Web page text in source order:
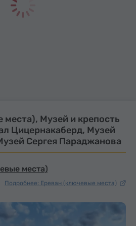
Музей и крепость
Цицернакаберд, Музей
Сергея Параджанова
места)
Подробнее: Ереван (ключевые места)